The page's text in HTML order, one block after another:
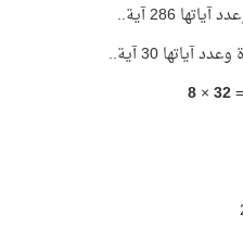
286 آية..
30 آية..
32
×
8